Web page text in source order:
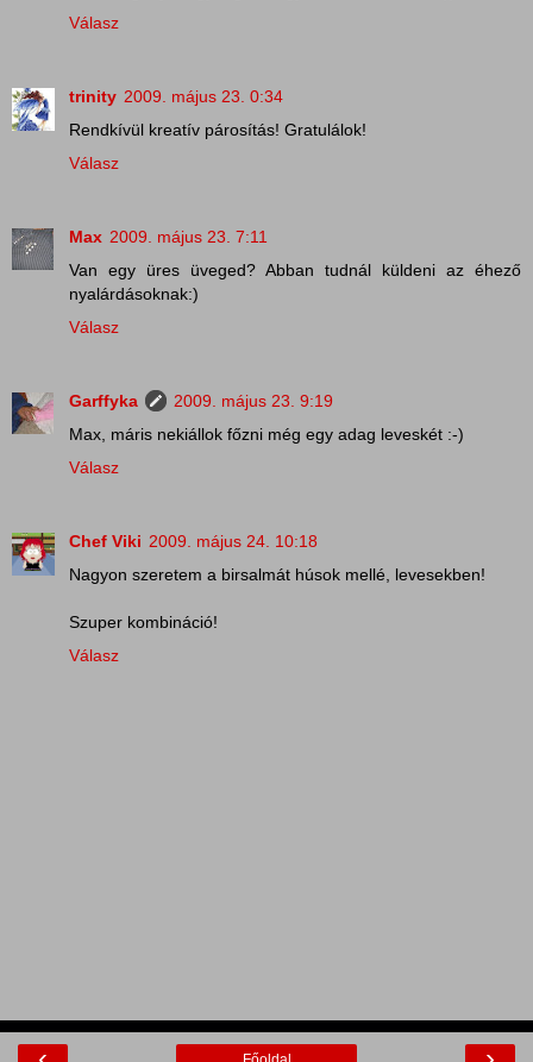
Válasz
trinity 2009. május 23. 0:34
Rendkívül kreatív párosítás! Gratulálok!
Válasz
Max 2009. május 23. 7:11
Van egy üres üveged? Abban tudnál küldeni az éhező
nyalárdásoknak:)
Válasz
Garffyka
2009. május 23. 9:19
Max, máris nekiállok főzni még egy adag leveskét :-)
Válasz
Chef Viki 2009. május 24. 10:18
Nagyon szeretem a birsalmát húsok mellé, levesekben!
Szuper kombináció!
Válasz